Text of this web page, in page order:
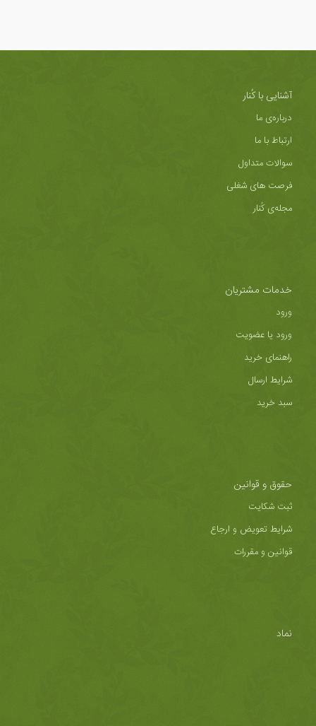
آشنایی با کُنار
درباره‌ی ما
ارتباط با ما
سوالات متداول
فرصت های شغلی
مجله‌ی کُنار
خدمات مشتریان
ورود
ورود یا عضویت
راهنمای خرید
شرایط ارسال
سبد خرید
حقوق و قوانین
ثبت شکایت
شرایط تعویض و ارجاع
قوانین و مقررات
نماد